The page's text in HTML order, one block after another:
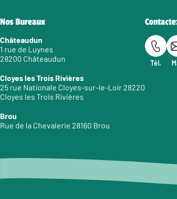
Nos Bureaux
Châteaudun
1 rue de Luynes
28200 Châteaudun
Cloyes les Trois Rivières
25 rue Nationale Cloyes-sur-le-Loir 28220
Cloyes les Trois Rivières
Brou
Rue de la Chevalerie 28160 Brou
Tél.